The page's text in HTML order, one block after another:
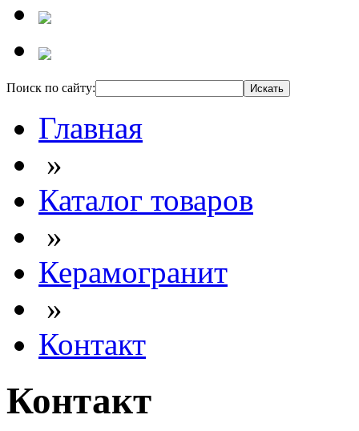
Поиск по сайту:
Главная
»
Каталог товаров
»
Керамогранит
»
Контакт
Контакт